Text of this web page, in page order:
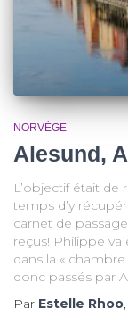
NORVÈGE
Alesund,
L’objectif était de
temps d’y
carnet de
reçus! Philippe
dans la « chambre
donc passés par
Par Estelle Rhoo